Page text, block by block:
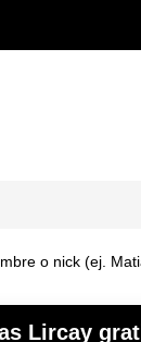
o nick (ej.
Lircay